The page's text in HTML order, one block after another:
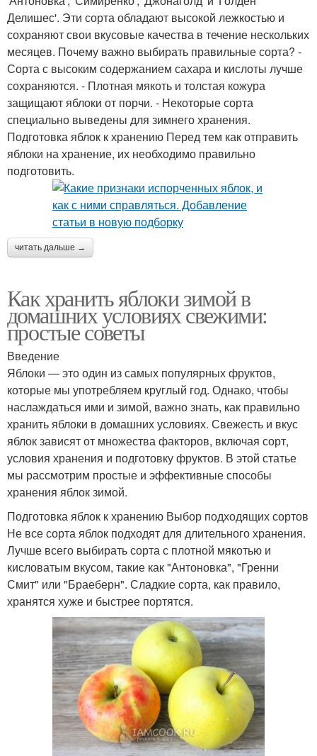
Делишес'. Эти сорта обладают высокой лежкостью и
сохраняют свои вкусовые качества в течение нескольких
месяцев. Почему важно выбирать правильные сорта? -
Сорта с высоким содержанием сахара и кислоты лучше
сохраняются. - Плотная мякоть и толстая кожура
защищают яблоки от порчи. - Некоторые сорта
специально выведены для зимнего хранения.
Подготовка яблок к хранению Перед тем как отправить
яблоки на хранение, их необходимо правильно
подготовить.
читать дальше →
Как хранить яблоки зимой в
домашних условиях свежими:
простые советы
Введение
Яблоки — это один из самых популярных фруктов,
которые мы употребляем круглый год. Однако, чтобы
наслаждаться ими и зимой, важно знать, как правильно
хранить яблоки в домашних условиях. Свежесть и вкус
яблок зависят от множества факторов, включая сорт,
условия хранения и подготовку фруктов. В этой статье
мы рассмотрим простые и эффективные способы
хранения яблок зимой.
Подготовка яблок к хранению Выбор подходящих сортов
Не все сорта яблок подходят для длительного хранения.
Лучше всего выбирать сорта с плотной мякотью и
кисловатым вкусом, такие как "Антоновка", "Гренни
Смит" или "Браеберн". Сладкие сорта, как правило,
хранятся хуже и быстрее портятся.